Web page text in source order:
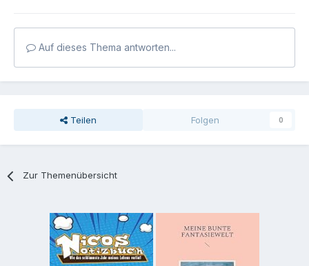
Auf dieses Thema antworten...
Teilen Folgen 0
Zur Themenübersicht